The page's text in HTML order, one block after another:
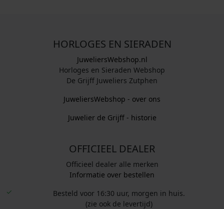
HORLOGES EN SIERADEN
JuweliersWebshop.nl
Horloges en Sieraden Webshop
De Grijff Juweliers Zutphen
JuweliersWebshop - over ons
Juwelier de Grijff - historie
OFFICIEEL DEALER
Officieel dealer alle merken
Informatie over bestellen
Besteld voor 16:30 uur, morgen in huis.
(zie ook de levertijd)